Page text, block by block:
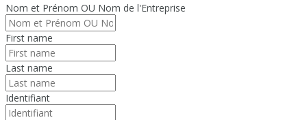
Nom et Prénom OU Nom de l'Entreprise
First name
Last name
Identifiant